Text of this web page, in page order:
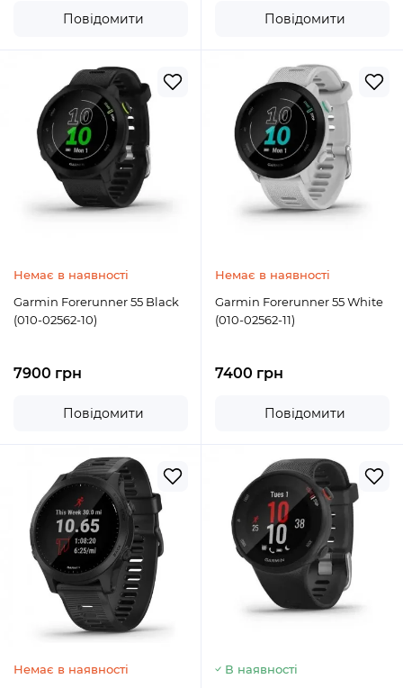
Повідомити Повідомити
Немає в наявності
Garmin Forerunner 55 Black
(010-02562-10)
7900 грн
Повідомити
Немає в наявності
Garmin Forerunner 55 White
(010-02562-11)
7400 грн
Повідомити
Немає в наявності
В наявності